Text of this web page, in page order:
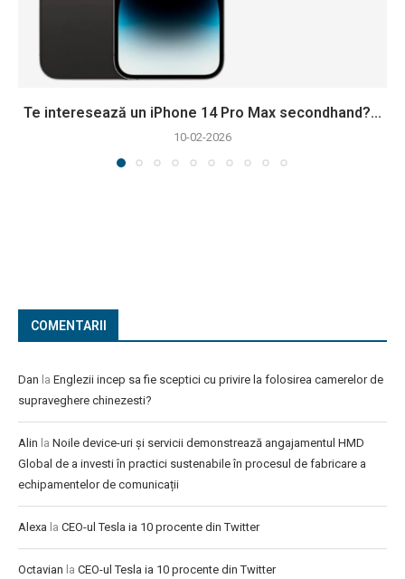
Te interesează un iPhone 14 Pro Max secondhand?...
10-02-2026
COMENTARII
Dan la Englezii incep sa fie sceptici cu privire la folosirea camerelor de
supraveghere chinezesti?
Alin la Noile device-uri și servicii demonstrează angajamentul HMD
Global de a investi în practici sustenabile în procesul de fabricare a
echipamentelor de comunicații
Alexa la CEO-ul Tesla ia 10 procente din Twitter
Octavian la CEO-ul Tesla ia 10 procente din Twitter